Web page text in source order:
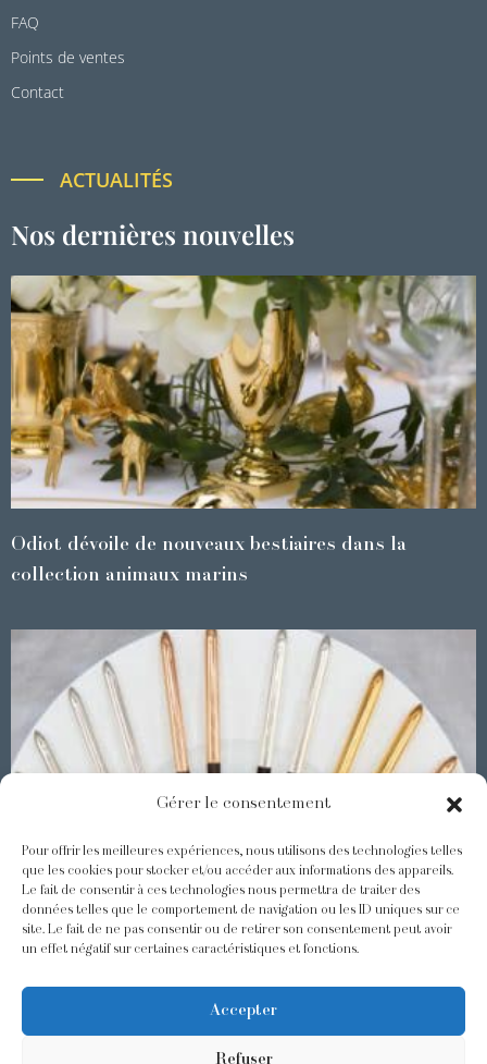
Gérer le consentement
Pour offrir les meilleures expériences, nous utilisons des technologies telles
que les cookies pour stocker et/ou accéder aux informations des appareils.
Le fait de consentir à ces technologies nous permettra de traiter des
données telles que le comportement de navigation ou les ID uniques sur ce
site. Le fait de ne pas consentir ou de retirer son consentement peut avoir
un effet négatif sur certaines caractéristiques et fonctions.
Accepter
Refuser
FAQ
Points de ventes
Contact
ACTUALITÉS
Nos dernières nouvelles
Odiot dévoile de nouveaux bestiaires dans la
collection animaux marins
Les Baguettes Asiatiques Odiot
@odiot.paris @Odiot